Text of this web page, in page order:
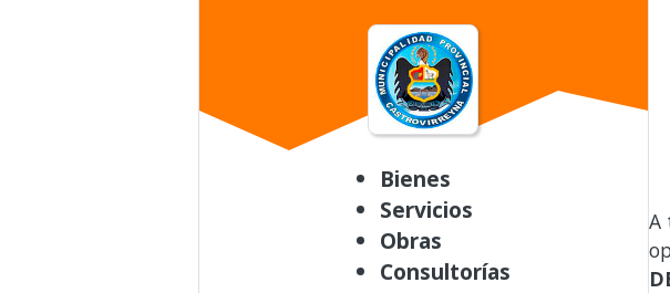
Bienes
Servicios
Obras
Consultorías
A